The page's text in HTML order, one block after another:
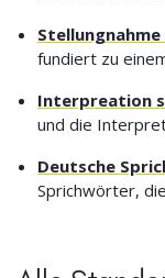
fundiert zu
Interpreation
und die
Deutsche
Sprichwörter,